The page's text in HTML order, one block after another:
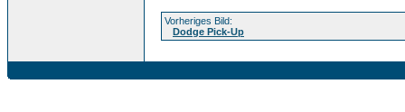
Vorheriges Bild:
Dodge Pick-Up